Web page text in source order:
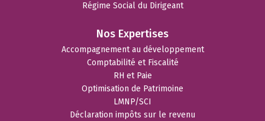
Régime Social du Dirigeant
Nos Expertises
Accompagnement au développement
Comptabilité et Fiscalité
RH et Paie
Optimisation de Patrimoine
LMNP/SCI
Déclaration impôts sur le revenu